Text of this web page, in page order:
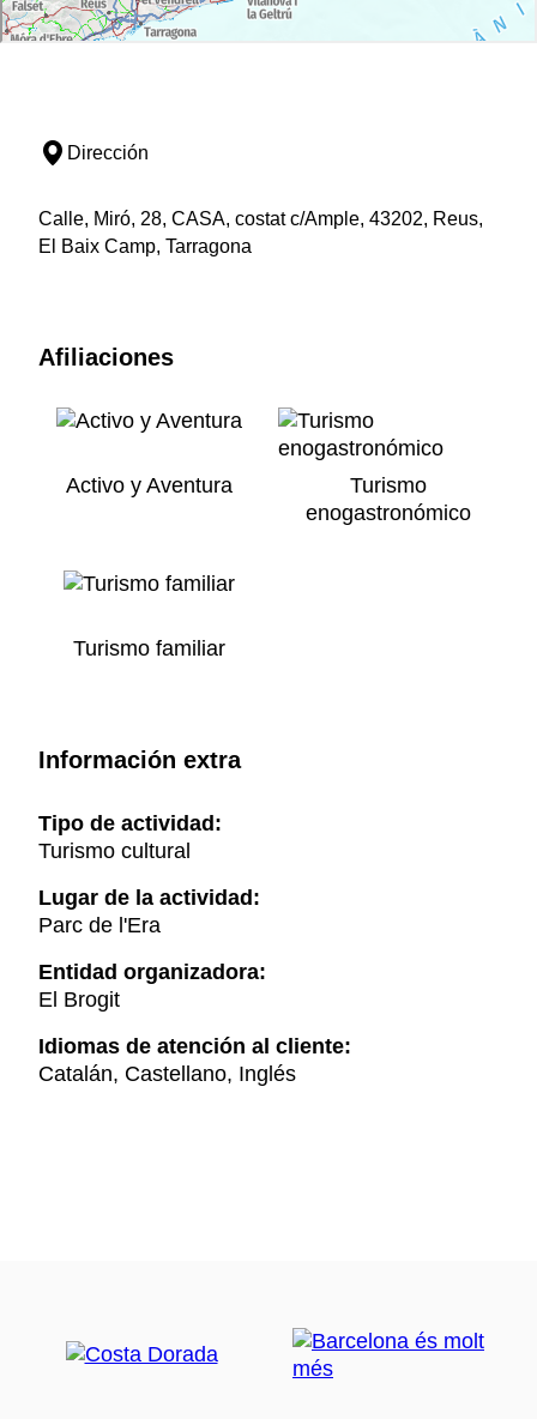
Dirección
Calle, Miró, 28, CASA, costat c/Ample, 43202, Reus,
El Baix Camp, Tarragona
Afiliaciones
Activo y Aventura
Turismo
enogastronómico
Turismo familiar
Información extra
Tipo de actividad:
Turismo cultural
Lugar de la actividad:
Parc de l'Era
Entidad organizadora:
El Brogit
Idiomas de atención al cliente:
Catalán, Castellano, Inglés